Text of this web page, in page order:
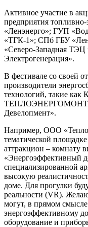
Активное участие в
предприятия
«Ленэнерго»; ГУП
«ТГК-1»; СПб ГБУ
«Северо-Западная
Электрогенерация».
В фестивале со своей
производители
технологий, такие
Девелопмент».
Например, ООО
тематической
аттракцион – комнату
«Энергоэффективный
специализированной
высокую
доме. Для прогулки
реальности (VR).
могут, в прямом
энергоэффективному
оборудование и